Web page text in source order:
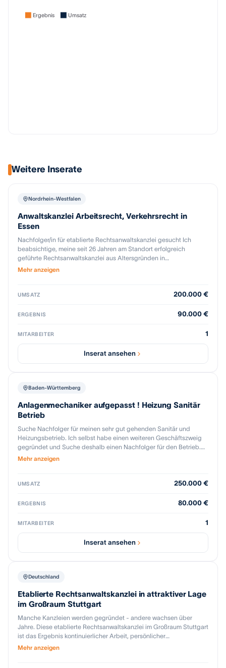
Ergebnis Umsatz
Weitere Inserate
Nordrhein-Westfalen
Anwaltskanzlei Arbeitsrecht, Verkehrsrecht in
Essen
Nachfolger/in für etablierte Rechtsanwaltskanzlei gesucht Ich
beabsichtige, meine seit 26 Jahren am Standort erfolgreich
geführte Rechtsanwaltskanzlei aus Altersgründen in
vertrauensvolle Hände zu übergeben. Die Kanzlei verfügt über
Digitalisierungsgrad liegt bereits bei ca. 70 %, sodass moderne
Einarbeitung und Begleitung während der Übergangsphase ist auf
Kontaktaufnahme interessierter Kolleginnen und Kollegen. Der
Mehr anzeigen
UMSATZ 200.000 €
ERGEBNIS 90.000 €
MITARBEITER 1
Inserat ansehen
Baden-Württemberg
Anlagenmechaniker aufgepasst ! Heizung Sanitär
Betrieb
Suche Nachfolger für meinen sehr gut gehenden Sanitär und
Heizungsbetrieb. Ich selbst habe einen weiteren Geschäftszweig
gegründet und Suche deshalb einen Nachfolger für den Betrieb.
Es gibt einiges an Anlagevermögen und Lagerbestand welcher mit
werden bis es dafür eine Lösung gibt. Es ist wie gesagt ein
sich über eine kompetente Nachfolge freuen würden.
verlässlich.
Mehr anzeigen
UMSATZ 250.000 €
ERGEBNIS 80.000 €
MITARBEITER 1
Inserat ansehen
Deutschland
Etablierte Rechtsanwaltskanzlei in attraktiver Lage
im Großraum Stuttgart
Manche Kanzleien werden gegründet - andere wachsen über
Jahre. Diese etablierte Rechtsanwaltskanzlei im Großraum Stuttgart
ist das Ergebnis kontinuierlicher Arbeit, persönlicher
Mandantenbindung und klarer fachlicher Positionierung über viele
Mehr anzeigen